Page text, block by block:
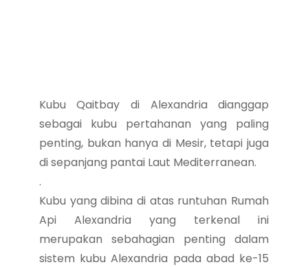
Kubu Qaitbay di Alexandria dianggap
sebagai kubu pertahanan yang paling
penting, bukan hanya di Mesir, tetapi juga
di sepanjang pantai Laut Mediterranean.
.
Kubu yang dibina di atas runtuhan Rumah
Api Alexandria yang terkenal ini
merupakan sebahagian penting dalam
sistem kubu Alexandria pada abad ke-15